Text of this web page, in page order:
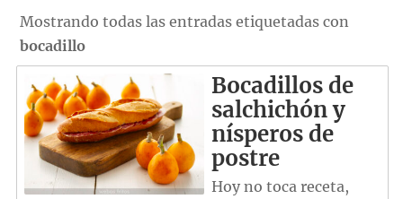
Mostrando todas las entradas etiquetadas con
bocadillo
Bocadillos de
salchichón y
nísperos de
postre
Hoy no toca receta,